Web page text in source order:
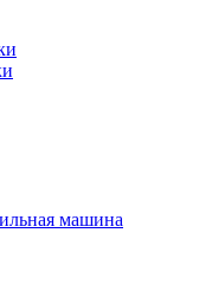
машина